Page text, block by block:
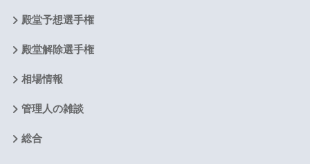
殿堂予想選手権
殿堂解除選手権
相場情報
管理人の雑談
総合